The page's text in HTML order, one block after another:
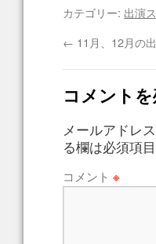
カテゴリー: 出演
← 11月、12月の
コメント
メールアドレ
る欄は必須項
コメント ※